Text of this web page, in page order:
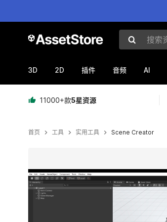
搜索资源
3D 2D 插件 音频 AI
11000+款5星资源
首页 工具 实用工具 Scene Creator